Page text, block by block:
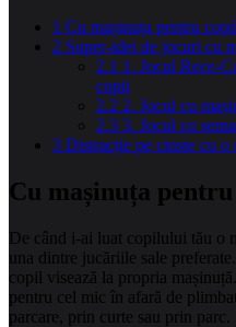
1 Cu mașinuța pentru
2 Super-idei de jocuri cu
2.1 1. Jocul Rece-
copii
2.2 2. Jocul cu
2.3 3. Jocul cu
3 Distracție pe cinste cu o
Cu mașinuța
De când i-ai luat copilului tău o
una dintre jucăriile sale
copil visează la propria
pentru cel mic în afară de
parcare, prin curte sau prin parc.